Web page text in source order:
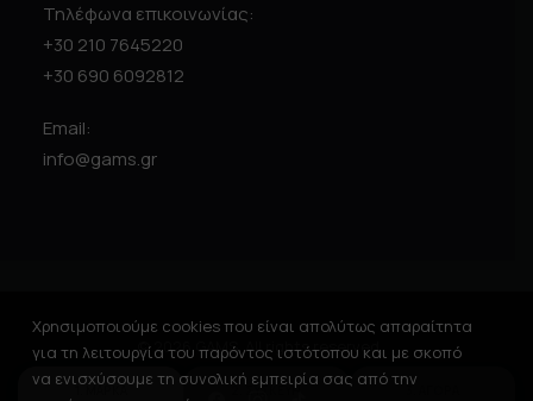
2. ΣΥΣΚΕΥΗ
Τηλέφωνα επικοινωνίας:
+30 210 7645220
+30 690 6092812
Email:
info@gams.gr
© 2026 GAMS. All rights reserved
Χρησιμοποιούμε cookies που είναι απολύτως απαραίτητα
για τη λειτουργία του παρόντος ιστότοπου και με σκοπό
να ενισχύσουμε τη συνολική εμπειρία σας από την